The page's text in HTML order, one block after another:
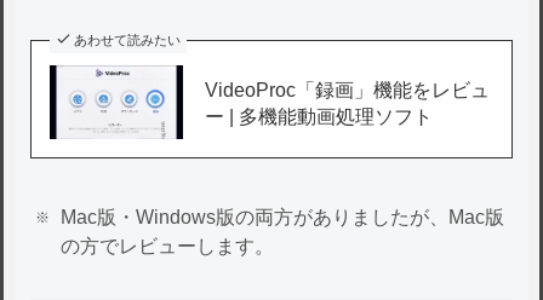
あわせて読みたい
VideoProc「録画」機能をレビュ
ー | 多機能動画処理ソフト
Mac版・Windows版の両方がありましたが、Mac版
の方でレビューします。